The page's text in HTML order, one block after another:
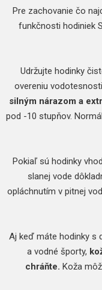
Pre zachovanie čo
funkčnosti hodiniek
Udržujte hodinky
overeniu
silným nárazom a
pod -10 stupňov.
Pokiaľ sú hodinky
slanej vode
opláchnutím v pitnej
Aj keď máte hodinky s
a vodné športy,
chráňte. Koža